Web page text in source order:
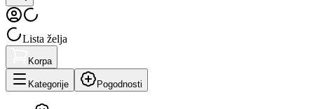
Lista želja
Korpa
Kategorije Pogodnosti